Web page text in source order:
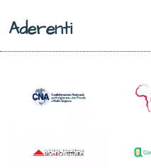
Aderenti